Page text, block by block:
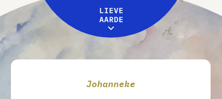
Leive Aarde
Workshops
Over ons
MENU
Johanneke